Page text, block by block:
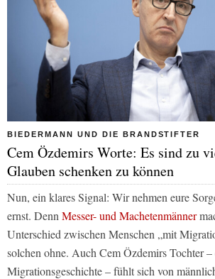
BIEDERMANN UND DIE BRANDSTIFTER
Cem Özdemirs Worte: Es sind zu
Glauben schenken zu können
Nun, ein klares Signal: Wir nehmen eure
ernst. Denn Messer- und Machetenmänner
Unterschied zwischen Menschen „mit
solchen ohne. Auch Cem Özdemirs Tochter
Migrationsgeschichte – fühlt sich von